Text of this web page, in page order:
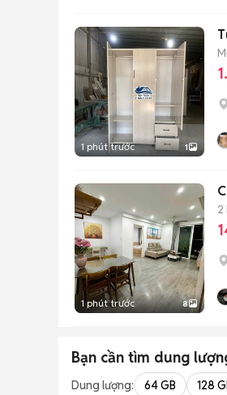
1 phút trước 1
1 phút trước 8
2
Bạn cần tìm dung
Dung lượng: 64 GB 128